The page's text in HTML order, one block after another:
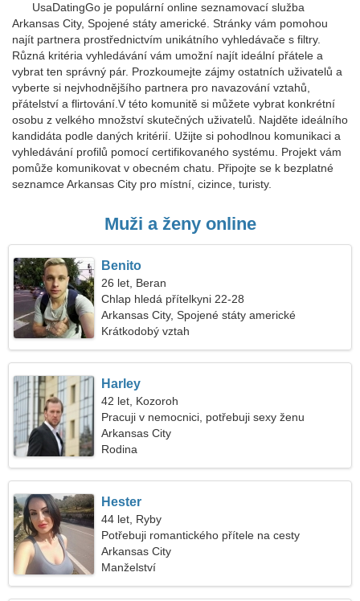
UsaDatingGo je populární online seznamovací služba
Arkansas City, Spojené státy americké. Stránky vám pomohou
najít partnera prostřednictvím unikátního vyhledávače s filtry.
Různá kritéria vyhledávání vám umožní najít ideální přátele a
vybrat ten správný pár. Prozkoumejte zájmy ostatních uživatelů a
vyberte si nejvhodnějšího partnera pro navazování vztahů,
přátelství a flirtování.V této komunitě si můžete vybrat konkrétní
osobu z velkého množství skutečných uživatelů. Najděte ideálního
kandidáta podle daných kritérií. Užijte si pohodlnou komunikaci a
vyhledávání profilů pomocí certifikovaného systému. Projekt vám
pomůže komunikovat v obecném chatu. Připojte se k bezplatné
seznamce Arkansas City pro místní, cizince, turisty.
Muži a ženy online
Benito
26 let, Beran
Chlap hledá přítelkyni 22-28
Arkansas City, Spojené státy americké
Krátkodobý vztah
Harley
42 let, Kozoroh
Pracuji v nemocnici, potřebuji sexy ženu
Arkansas City
Rodina
Hester
44 let, Ryby
Potřebuji romantického přítele na cesty
Arkansas City
Manželství